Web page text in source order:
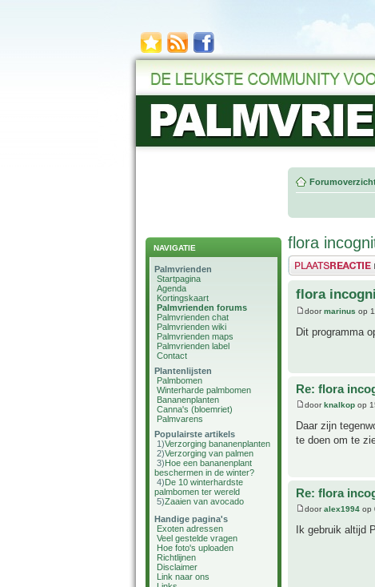
NAVIGATIE
Palmvrienden
Startpagina
Agenda
Kortingskaart
Palmvrienden forums
Palmvrienden chat
Palmvrienden wiki
Palmvrienden maps
Palmvrienden label
Contact
Plantenlijsten
Palmbomen
Winterharde palmbomen
Bananenplanten
Canna's (bloemriet)
Palmvarens
Populairste artikels
1)Verzorging bananenplanten
2)Verzorging van palmen
3)Hoe een bananenplant
beschermen in de winter?
4)De 10 winterhardste
palmbomen ter wereld
5)Zaaien van avocado
Handige pagina's
Exoten adressen
Veel gestelde vragen
Hoe foto's uploaden
Richtlijnen
Disclaimer
Link naar ons
flora
Plaats een reactie
flora
doormarinus op
Dit programma
Re: flora
doorknalkop op
Daar zijn
te doen om te
Re: flora
dooralex1994 op
Ik gebruik altijd